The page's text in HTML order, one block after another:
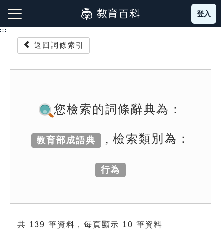
到
主
:::
成語故事
索引選單
登入
:::
返回詞條索引
您檢索的詞條辭典為：
教育部成語典 , 檢索類別為：
行為
共 139 筆資料，每頁顯示 10 筆資料